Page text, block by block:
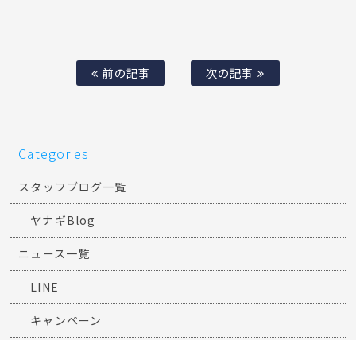
前の記事 次の記事
Categories
スタッフブログ一覧
ヤナギBlog
ニュース一覧
LINE
キャンペーン